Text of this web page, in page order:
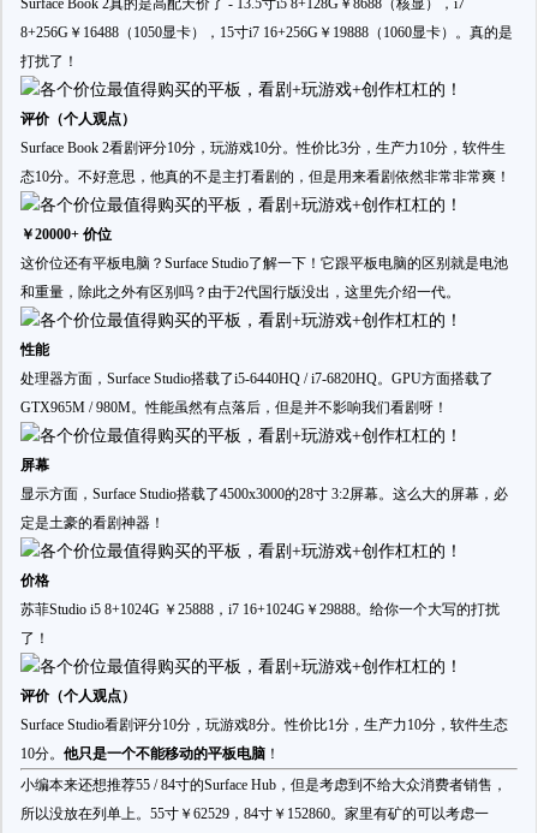
Surface Book 2真的是高配天价了 - 13.5寸i5 8+128G￥8688（核显），i7
8+256G￥16488（1050显卡），15寸i7 16+256G￥19888（1060显卡）。真的是
打扰了！
评价（个人观点）
Surface Book 2看剧评分10分，玩游戏10分。性价比3分，生产力10分，软件生
态10分。不好意思，他真的不是主打看剧的，但是用来看剧依然非常非常爽！
￥20000+ 价位
这价位还有平板电脑？Surface Studio了解一下！它跟平板电脑的区别就是电池
和重量，除此之外有区别吗？由于2代国行版没出，这里先介绍一代。
性能
处理器方面，Surface Studio搭载了i5-6440HQ / i7-6820HQ。GPU方面搭载了
GTX965M / 980M。性能虽然有点落后，但是并不影响我们看剧呀！
屏幕
显示方面，Surface Studio搭载了4500x3000的28寸 3:2屏幕。这么大的屏幕，必
定是土豪的看剧神器！
价格
苏菲Studio i5 8+1024G ￥25888，i7 16+1024G￥29888。给你一个大写的打扰
了！
评价（个人观点）
Surface Studio看剧评分10分，玩游戏8分。性价比1分，生产力10分，软件生态
10分。 他只是一个不能移动的平板电脑 ！
小编本来还想推荐55 / 84寸的Surface Hub，但是考虑到不给大众消费者销售，
所以没放在列单上。55寸￥62529，84寸￥152860。家里有矿的可以考虑一